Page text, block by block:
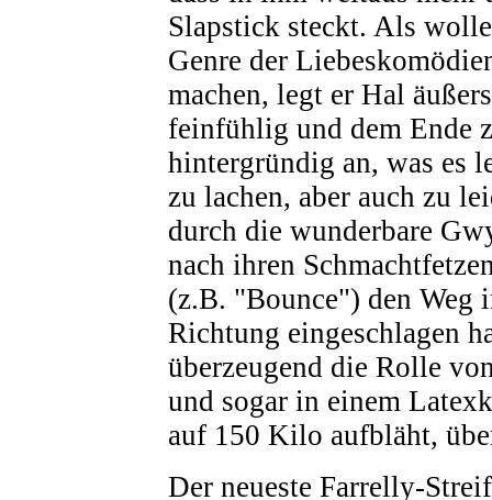
Slapstick steckt. Als
Genre der
machen, legt er Hal
feinfühlig und dem Ende
hintergründig an, was es
zu lachen, aber auch zu
durch die wunderbare
nach ihren
(z.B. "Bounce") den Weg
Richtung eingeschlagen
überzeugend die Rolle
und sogar in einem
auf 150 Kilo aufbläht,
Der neueste Farrelly-